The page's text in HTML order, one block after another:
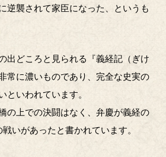
逆襲されて家臣になった、というも
出どころと見られる『義経記（ぎけ
常に濃いものであり、完全な史実の
といわれています。
の上での決闘はなく、弁慶が義経の
いがあったと書かれています。